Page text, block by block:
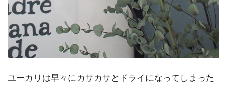
ユーカリは早々にカサカサとドライになってしまった